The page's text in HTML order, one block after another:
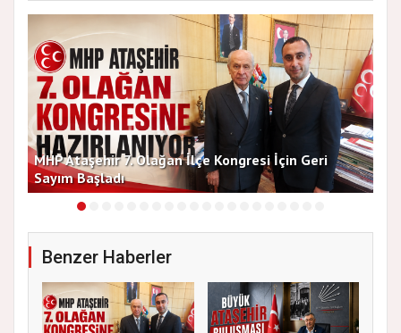
MHP Ataşehir 7. Olağan İlçe Kongresi İçin Geri
Sayım Başladı
Benzer Haberler